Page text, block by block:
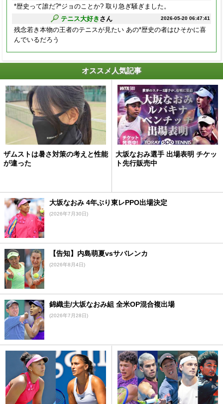
*歴史って誰だ?*ジョのことか? 取り急ぎ騒ぎました。
2026-05-20 06:47:41
テニス大好き さん
残念若き本物の王者のテニスが見たい あの*歴史の者はひそかに喜
んでいるだろう
オススメ人気記事
ザムストは暑さ対策の考えと性能
が違った
大坂なおみ選手 出場表明 チケッ
ト先行販売中
大坂なおみ 4年ぶり東レPPO出場決定
(2026年7月30日)
【告知】内島萌夏vsサバレンカ
(2026年8月4日)
錦織圭/大坂なおみ組 全米OP混合複出場
(2026年7月28日)